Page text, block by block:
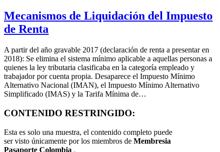
Mecanismos de Liquidación del Impuesto
de Renta
A partir del año gravable 2017 (declaración de renta a presentar en
2018): Se elimina el sistema mínimo aplicable a aquellas personas a
quienes la ley tributaria clasificaba en la categoría empleado y
trabajador por cuenta propia. Desaparece el Impuesto Mínimo
Alternativo Nacional (IMAN), el Impuesto Mínimo Alternativo
Simplificado (IMAS) y la Tarifa Mínima de…
CONTENIDO RESTRINGIDO:
Esta es solo una muestra, el contenido completo puede
ser visto únicamente por los miembros de Membresia
Pasaporte Colombia .